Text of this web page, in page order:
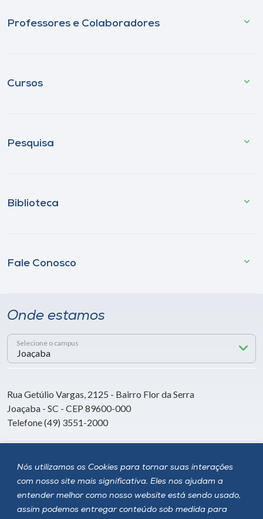
Nós utilizamos os Cookies para tornar suas interações
com nosso site mais significativa. Eles nos ajudam a
entender melhor como nosso website está sendo usado,
assim podemos entregar conteúdo sob medida para
Professores e Colaboradores
Cursos
Pesquisa
Biblioteca
Fale Conosco
Onde estamos
Selecione o campus
Rua Getúlio Vargas, 2125 - Bairro Flor da Serra
Joaçaba - SC - CEP 89600-000
Telefone (49) 3551-2000
Siga a Unoesc